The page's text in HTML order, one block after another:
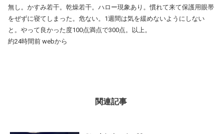
無し。かすみ若干。乾燥若干。ハロー現象あり。慣れて来て保護用眼帯
をぜずに寝てしまった。危ない。1週間は気を緩めないようにしない
と。やって良かった度100点満点で300点。以上。
約24時間前 webから
関連記事